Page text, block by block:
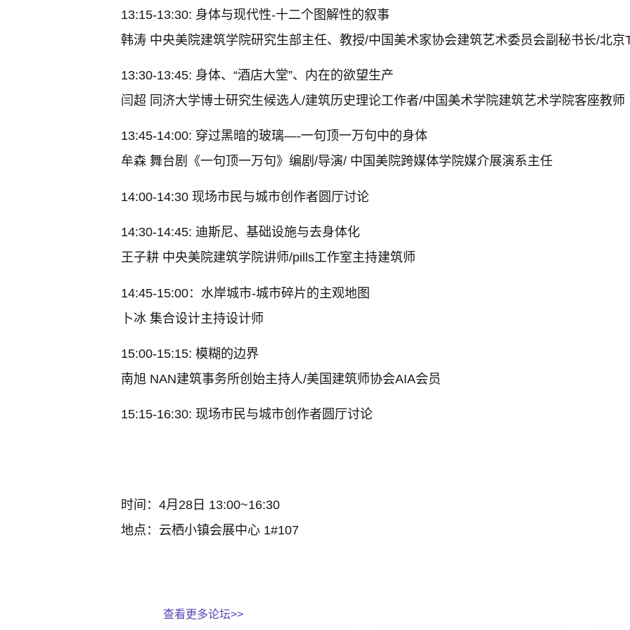
13:15-13:30: 身体与现代性-十二个图解性的叙事
韩涛 中央美院建筑学院研究生部主任、教授/中国美术家协会建筑艺术委员会副秘书长/北京
13:30-13:45: 身体、“酒店大堂”、内在的欲望生产
闫超 同济大学博士研究生候选人/建筑历史理论工作者/中国美术学院建筑艺术学院客座教师
13:45-14:00: 穿过黑暗的玻璃—-一句顶一万句中的身体
牟森 舞台剧《一句顶一万句》编剧/导演/ 中国美院跨媒体学院媒介展演系主任
14:00-14:30 现场市民与城市创作者圆厅讨论
14:30-14:45: 迪斯尼、基础设施与去身体化
王子耕 中央美院建筑学院讲师/pills工作室主持建筑师
14:45-15:00：水岸城市-城市碎片的主观地图
卜冰 集合设计主持设计师
15:00-15:15: 模糊的边界
南旭 NAN建筑事务所创始主持人/美国建筑师协会AIA会员
15:15-16:30: 现场市民与城市创作者圆厅讨论
时间： 4月28日 13:00~16:30
地点： 云栖小镇会展中心 1#107
查看更多论坛>>